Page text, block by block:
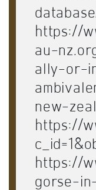
https://
au-
ally-or-
new-
https://
https://
gorse-